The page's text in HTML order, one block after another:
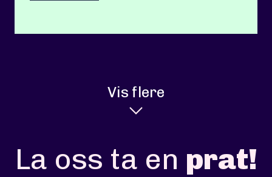
Vis flere
La oss ta en prat!